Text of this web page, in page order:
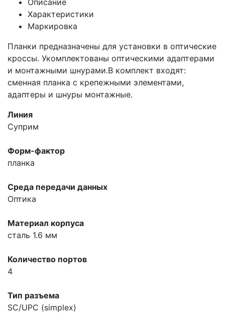
Описание
Характеристики
Маркировка
Планки предназначены для установки в оптические
кроссы. Укомплектованы оптическими адаптерами
и монтажными шнурами.В комплект входят:
сменная планка с крепежными элементами,
адаптеры и шнуры монтажные.
Линия
Суприм
Форм-фактор
планка
Среда передачи данных
Оптика
Материал корпуса
сталь 1.6 мм
Количество портов
4
Тип разъема
SC/UPC (simplex)